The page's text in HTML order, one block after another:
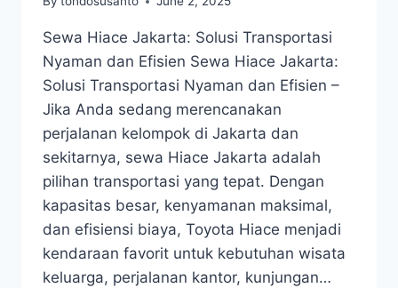
Sewa Hiace Jakarta: Solusi Transportasi
Nyaman dan Efisien Sewa Hiace Jakarta:
Solusi Transportasi Nyaman dan Efisien –
Jika Anda sedang merencanakan
perjalanan kelompok di Jakarta dan
sekitarnya, sewa Hiace Jakarta adalah
pilihan transportasi yang tepat. Dengan
kapasitas besar, kenyamanan maksimal,
dan efisiensi biaya, Toyota Hiace menjadi
kendaraan favorit untuk kebutuhan wisata
keluarga, perjalanan kantor, kunjungan…